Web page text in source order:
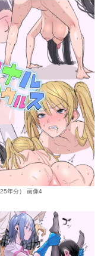
年分） 画像4